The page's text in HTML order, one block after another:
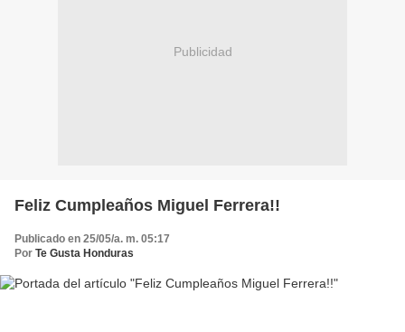
Publicidad
Feliz Cumpleaños Miguel Ferrera!!
Publicado en 25/05/a. m. 05:17
Por Te Gusta Honduras